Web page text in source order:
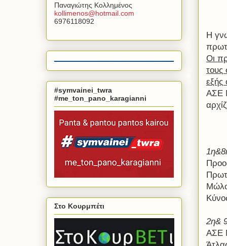
Η
Οι
τους
εξής
ΑΣΕ
2η&
ΑΣΕ
Παναγιώτης Κολλημένος
kollimenos@hotmail com
6976118092
#symvainei_twra
#me_ton_pano_karagianni
Στο Κουρμπέτι